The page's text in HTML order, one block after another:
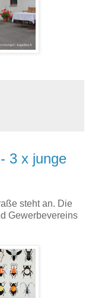
3 x junge
steht an. Die
Gewerbevereins